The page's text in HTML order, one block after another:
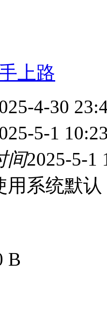
上路
4-30
5-1
间2025-5-1
用系统默认
B